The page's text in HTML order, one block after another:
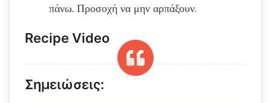
πάνω. Προσοχή να μην αρπάξουν.
Recipe Video
Σημειώσεις: